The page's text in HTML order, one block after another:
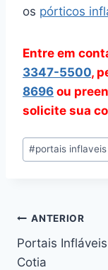
os pórticos
Entre em
3347-5500,
8696 ou
solicite sua
Tags
do
#portais inflaveis
de
ANTERIOR
Portais
Cotia